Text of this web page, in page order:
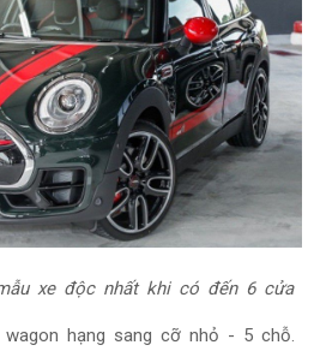
xe độc nhất khi có đến 6 cửa
wagon hạng sang cỡ nhỏ - 5 chỗ.